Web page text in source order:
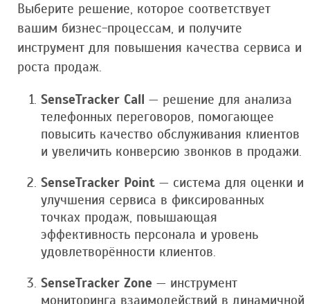
Выберите решение, которое соответствует
вашим бизнес-процессам, и получите
инструмент для повышения качества сервиса и
роста продаж.
SenseTracker Call — решение для анализа
телефонных переговоров, помогающее
повысить качество обслуживания клиентов
и увеличить конверсию звонков в продажи.
SenseTracker Point — система для оценки и
улучшения сервиса в фиксированных
точках продаж, повышающая
эффективность персонала и уровень
удовлетворённости клиентов.
SenseTracker Zone — инструмент
мониторинга взаимодействий в динамичной